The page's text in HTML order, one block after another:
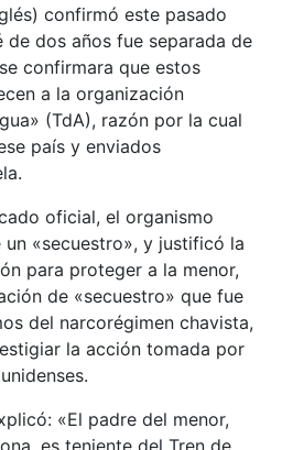
confirmó este pasado
de dos años fue separada de
confirmara que estos
a la organización
(TdA), razón por la cual
país y enviados
oficial, el organismo
«secuestro», y justificó la
para proteger a la menor,
de «secuestro» que fue
del narcorégimen chavista,
la acción tomada por
«El padre del menor,
​​es teniente del Tren de